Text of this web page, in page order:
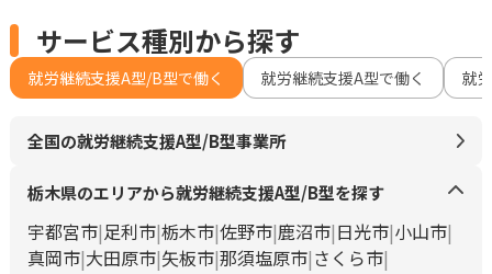
サービス種別から探す
就労継続支援A型/B型で働く 就労継続支援A型で働く 就
全国の就労継続支援A型/B型事業所
栃木県のエリアから就労継続支援A型/B型を探す
宇都宮市 足利市 栃木市 佐野市 鹿沼市 日光市 小山市
真岡市 大田原市 矢板市 那須塩原市 さくら市